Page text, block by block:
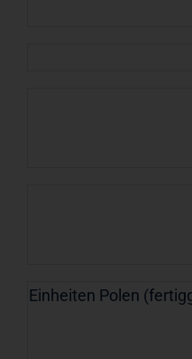
Einheiten Polen